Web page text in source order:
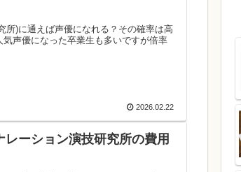
所)に通えば声優になれる？その確率は高
声優になった卒業生も多いですが倍率
2026.02.22
レーション演技研究所の費用